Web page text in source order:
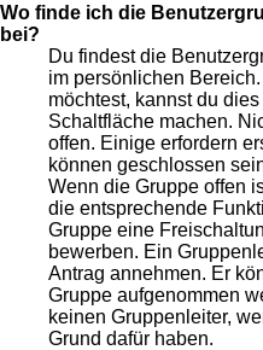
Wo finde ich die
bei?
Du findest die
im persönlichen
möchtest, kannst du
Schaltfläche machen.
offen. Einige erfordern
können geschlossen
Wenn die Gruppe offen
die entsprechende
Gruppe eine
bewerben. Ein
Antrag annehmen. Er
Gruppe aufgenommen
keinen Gruppenleiter,
Grund dafür haben.